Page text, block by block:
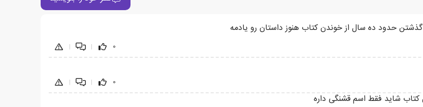
حدود ده سال از خوندن کتاب هنوز داستان رو یادمه
0
|
|
0
|
|
کتاب شاید فقط اسم قشنگی داره